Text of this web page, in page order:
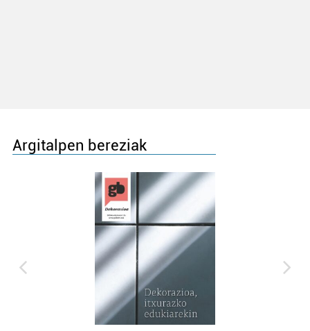
Argitalpen bereziak